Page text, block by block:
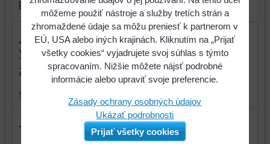
Pozrite aj tieto produkty:
Vrátidlo s račňou oceľové pre ručný
závitník, VÖLKEL
9,47 €
môžeme použiť nástroje a služby tretích strán a
zhromaždené údaje sa môžu preniesť k partnerom v
EÚ, USA alebo iných krajinách. Kliknutím na „Prijať
všetky cookies“ vyjadrujete svoj súhlas s týmto
spracovaním. Nižšie môžete nájsť podrobné
informácie alebo upraviť svoje preferencie.
Zásady ochrany osobných údajov
Ukázať podrobnosti
Prijať všetky cookies